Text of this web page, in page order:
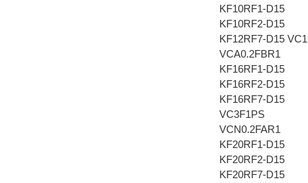
KF10RF1-D15
KF10RF2-D15
KF12RF7-D15
VCA0.2FBR1
KF16RF1-D15
KF16RF2-D15
KF16RF7-D15
VC3F1PS
VCN0.2FAR1
KF20RF1-D15
KF20RF2-D15
KF20RF7-D15